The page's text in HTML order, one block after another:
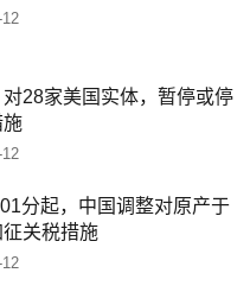
28家美国实体，暂停或停
施
分起，中国调整对原产于
关税措施